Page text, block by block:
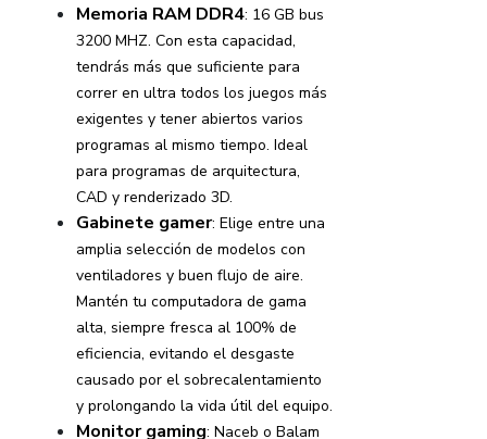
Memoria RAM DDR4: 16 GB bus
3200 MHZ. Con esta capacidad,
tendrás más que suficiente para
correr en ultra todos los juegos más
exigentes y tener abiertos varios
programas al mismo tiempo. Ideal
para programas de arquitectura,
CAD y renderizado 3D.
Gabinete gamer: Elige entre una
amplia selección de modelos con
ventiladores y buen flujo de aire.
Mantén tu computadora de gama
alta, siempre fresca al 100% de
eficiencia, evitando el desgaste
causado por el sobrecalentamiento
y prolongando la vida útil del equipo.
Monitor gaming: Naceb o Balam